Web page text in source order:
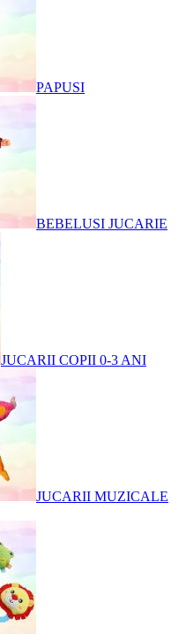
PAPUSI
BEBELUSI JUCARIE
JUCARII COPII 0-3 ANI
JUCARII MUZICALE